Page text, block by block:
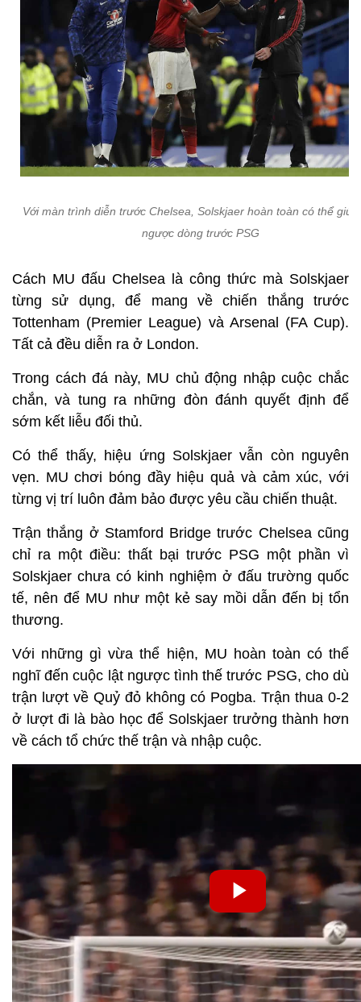
Với màn trình diễn trước Chelsea, Solskjaer hoàn toàn có thể giúp
ngược dòng trước PSG
Cách MU đấu Chelsea là công thức mà Solskjaer
từng sử dụng, để mang về chiến thắng trước
Tottenham (Premier League) và Arsenal (FA Cup).
Tất cả đều diễn ra ở London.
Trong cách đá này, MU chủ động nhập cuộc chắc
chắn, và tung ra những đòn đánh quyết định để
sớm kết liễu đối thủ.
Có thể thấy, hiệu ứng Solskjaer vẫn còn nguyên
vẹn. MU chơi bóng đầy hiệu quả và cảm xúc, với
từng vị trí luôn đảm bảo được yêu cầu chiến thuật.
Trận thắng ở Stamford Bridge trước Chelsea cũng
chỉ ra một điều: thất bại trước PSG một phần vì
Solskjaer chưa có kinh nghiệm ở đấu trường quốc
tế, nên để MU như một kẻ say mồi dẫn đến bị tổn
thương.
Với những gì vừa thể hiện, MU hoàn toàn có thể
nghĩ đến cuộc lật ngược tình thế trước PSG, cho dù
trận lượt về Quỷ đỏ không có Pogba. Trận thua 0-2
ở lượt đi là bào học để Solskjaer trưởng thành hơn
về cách tổ chức thế trận và nhập cuộc.